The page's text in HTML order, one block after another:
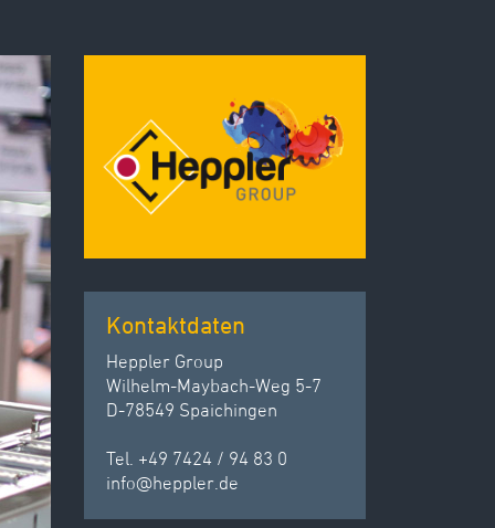
Kontaktdaten
Heppler Group
Wilhelm-Maybach-Weg 5-7
D-78549 Spaichingen
Tel. +49 7424 / 94 83 0
info@heppler.de